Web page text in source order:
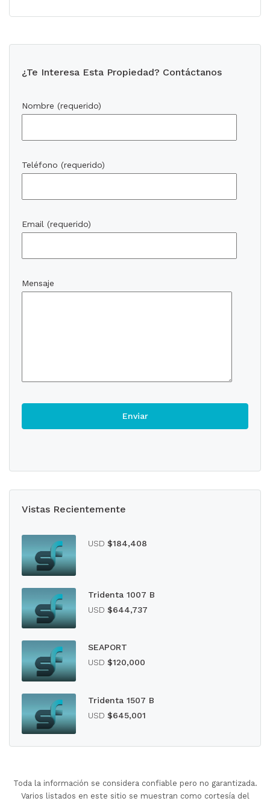
¿Te Interesa Esta Propiedad? Contáctanos
Nombre (requerido)
Teléfono (requerido)
Email (requerido)
Mensaje
Vistas Recientemente
USD $184,408
Tridenta 1007 B
USD $644,737
SEAPORT
USD $120,000
Tridenta 1507 B
USD $645,001
Toda la información se considera confiable pero no garantizada.
Varios listados en este sitio se muestran como cortesía del